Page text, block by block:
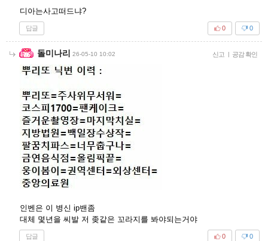
디아는사고떠드냐?
답글 0
0
돌미나리 26-05-10 10:02 신고 | 공감 확인
인벤은 이 병신 ip밴좀
대체 몇년을 씨발 저 좆같은 꼬라지를 봐야되는거야
답글 0
0